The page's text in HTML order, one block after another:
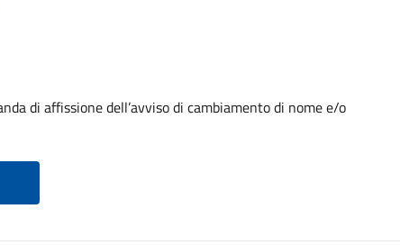
di affissione dell’avviso di cambiamento di nome e/o